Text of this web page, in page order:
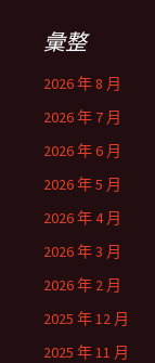
彙整
2026 年 8 月
2026 年 7 月
2026 年 6 月
2026 年 5 月
2026 年 4 月
2026 年 3 月
2026 年 2 月
2025 年 12 月
2025 年 11 月